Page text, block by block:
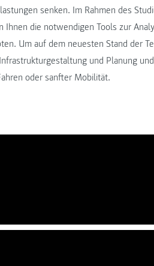
senken. Im Rahmen des
die notwendigen Tools zur
Um auf dem neuesten Stand der
und Planung
oder sanfter Mobilität.